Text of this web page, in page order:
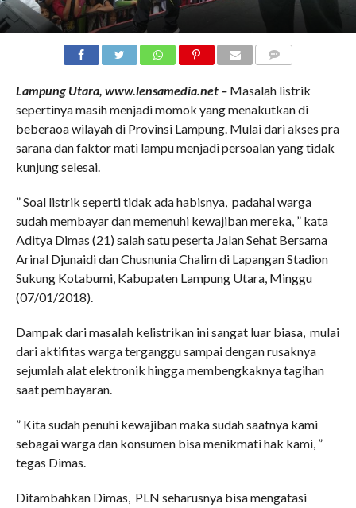
Lampung Utara, www.lensamedia.net – Masalah listrik
sepertinya masih menjadi momok yang menakutkan di
beberaoa wilayah di Provinsi Lampung. Mulai dari akses pra
sarana dan faktor mati lampu menjadi persoalan yang tidak
kunjung selesai.
” Soal listrik seperti tidak ada habisnya, padahal warga
sudah membayar dan memenuhi kewajiban mereka, ” kata
Aditya Dimas (21) salah satu peserta Jalan Sehat Bersama
Arinal Djunaidi dan Chusnunia Chalim di Lapangan Stadion
Sukung Kotabumi, Kabupaten Lampung Utara, Minggu
(07/01/2018).
Dampak dari masalah kelistrikan ini sangat luar biasa, mulai
dari aktifitas warga terganggu sampai dengan rusaknya
sejumlah alat elektronik hingga membengkaknya tagihan
saat pembayaran.
” Kita sudah penuhi kewajiban maka sudah saatnya kami
sebagai warga dan konsumen bisa menikmati hak kami, ”
tegas Dimas.
Ditambahkan Dimas, PLN seharusnya bisa mengatasi